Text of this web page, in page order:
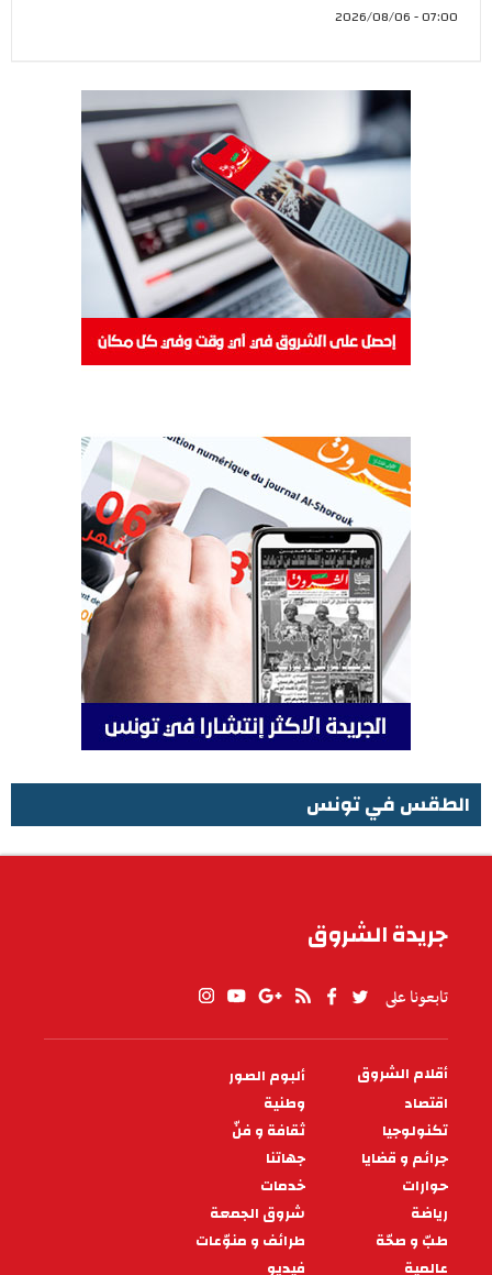
07:00 - 2026/08/06
الطقس في تونس
جريدة الشروق
تابعونا على
PIED
DE
PAGE
أقلام الشروق
ألبوم الصور
اقتصاد
وطنية
تكنولوجيا
ثقافة و فنّ
جرائم و قضايا
جهاتنا
حوارات
خدمات
رياضة
شروق الجمعة
طبّ و صحّة
طرائف و منوّعات
عالمية
فيديو